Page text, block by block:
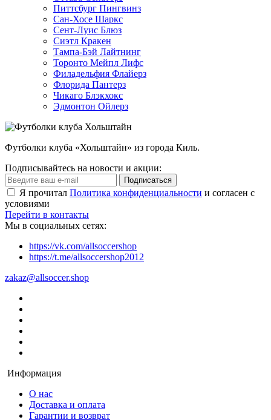
Питтсбург Пингвинз
Сан-Хосе Шаркс
Сент-Луис Блюз
Сиэтл Кракен
Тампа-Бэй Лайтнинг
Торонто Мейпл Лифс
Филадельфия Флайерз
Флорида Пантерз
Чикаго Блэкхокс
Эдмонтон Ойлерз
Футболки клуба «Хольштайн» из города Киль.
Подписывайтесь на новости и акции:
Подписаться
Я прочитал Политика конфиденциальности и согласен с
условиями
Перейти в контакты
Мы в социальных сетях:
https://vk.com/allsoccershop
https://t.me/allsoccershop2012
zakaz@allsoccer.shop
Информация
О нас
Доставка и оплата
Гарантии и возврат